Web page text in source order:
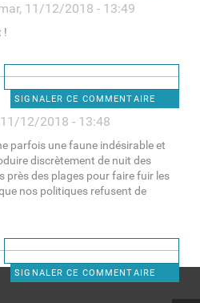
11/12/2018 - 13:49
!
SIGNALER CE COMMENTAIRE
12/2018 - 13:48
parfois une faune indésirable et
discrètement de nuit des
près des plages pour faire fuir les
nos politiques refusent de
SIGNALER CE COMMENTAIRE